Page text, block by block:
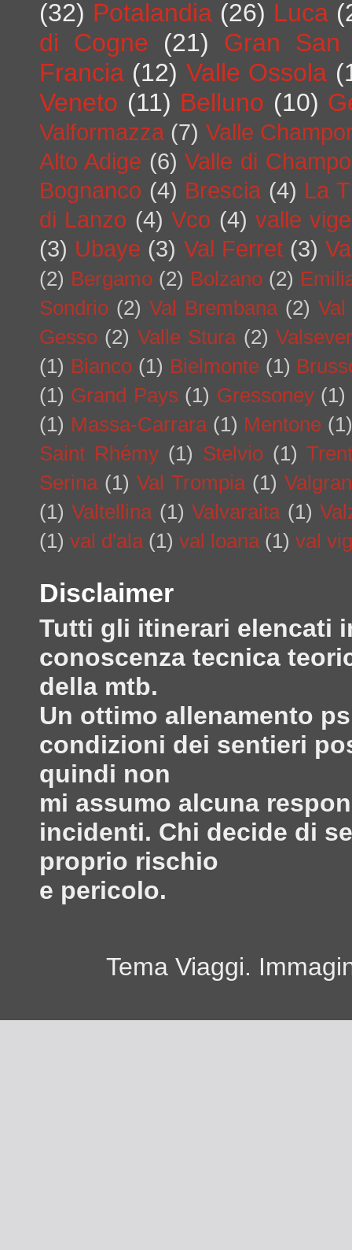
(32) Potalandia (26) Luca
di Cogne
(21)
Gran San
Francia (12) Valle Ossola
Veneto (11) Belluno (10)
Valformazza (7) Valle
Alto Adige (6) Valle di
Bognanco (4) Brescia (4) La
di Lanzo (4) Vco (4) valle
(3) Ubaye (3) Val Ferret (3)
(2) Bergamo (2) Bolzano (2)
Sondrio (2) Val Brembana (2)
Gesso (2) Valle Stura (2)
(1) Bianco (1) Bielmonte (1)
(1) Grand Pays (1) Gressoney (1)
(1) Massa-Carrara (1) Mentone
Saint Rhémy (1) Stelvio (1)
Serina (1) Val Trompia (1)
(1) Valtellina (1) Valvaraita (1)
(1) val d'ala (1) val loana (1) val
Disclaimer
Tutti gli itinerari elencati
conoscenza tecnica
della mtb.
Un ottimo allenamento
condizioni dei sentieri
quindi non
mi assumo alcuna
incidenti. Chi decide di
proprio rischio
e pericolo.
Tema Viaggi.